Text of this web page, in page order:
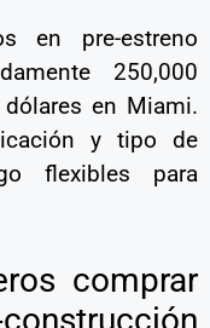
en pre-estreno
250,000
en Miami.
y tipo de
flexibles para
comprar